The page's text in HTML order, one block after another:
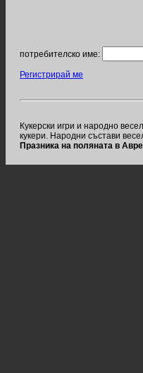
потребителско име:
Регистрирай ме
Кукерски игри и народно
кукери. Народни състави
Празника на поляната в